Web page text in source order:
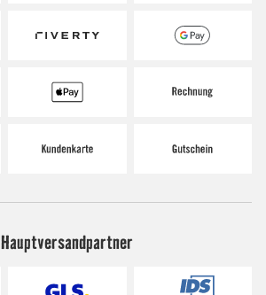
Hauptversandpartner